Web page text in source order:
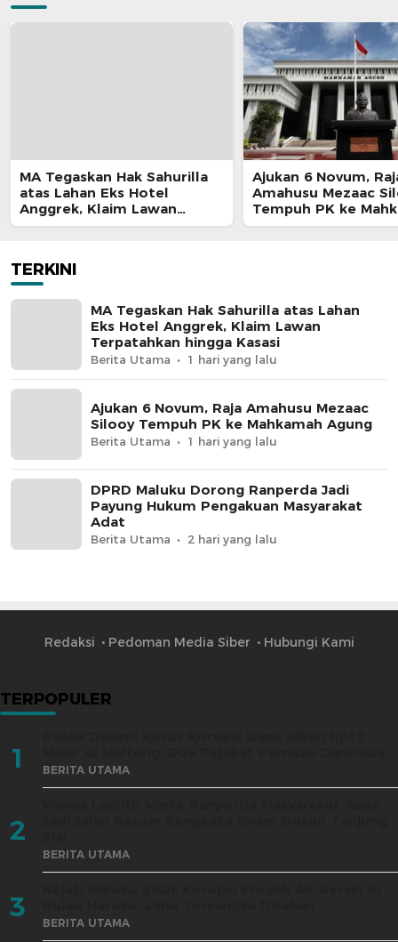
MA Tegaskan Hak Sahurilla
atas Lahan Eks Hotel
Anggrek, Klaim Lawan
Terpatahkan hingga Kasasi
Ajukan 6 Novum,
Amahusu Mezaac
Tempuh PK ke
Agung
TERKINI
MA Tegaskan Hak Sahurilla atas Lahan
Eks Hotel Anggrek, Klaim Lawan
Terpatahkan hingga Kasasi
Berita Utama 1 hari yang lalu
Ajukan 6 Novum, Raja Amahusu Mezaac
Silooy Tempuh PK ke Mahkamah Agung
Berita Utama 1 hari yang lalu
DPRD Maluku Dorong Ranperda Jadi
Payung Hukum Pengakuan Masyarakat
Adat
Berita Utama 2 hari yang lalu
Redaksi Pedoman Media Siber Hubungi Kami
TERPOPULER
1 BERITA UTAMA
2
BERITA UTAMA
3 BERITA UTAMA